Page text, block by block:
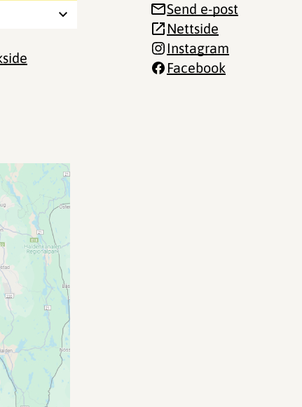
Send e-post
Nettside
Instagram
Facebook